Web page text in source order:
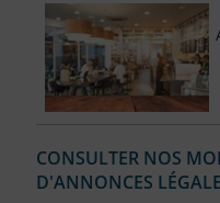
CONSULTER NOS
D'ANNONCES